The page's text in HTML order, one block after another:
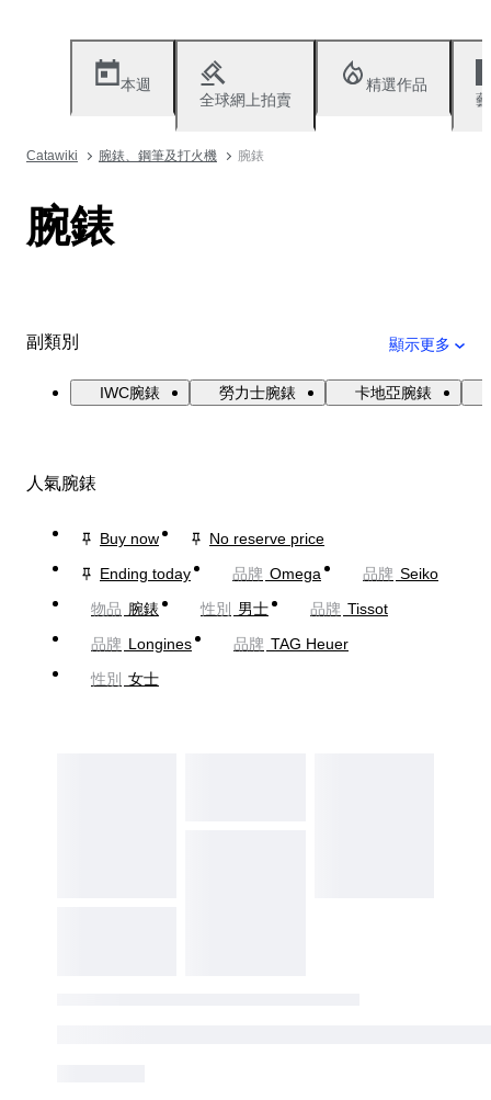
本週
全球網上拍賣
精選作品
Catawiki 腕錶、鋼筆及打火機 腕錶
腕錶
副類別 顯示更多
IWC腕錶 勞力士腕錶 卡地亞腕錶
人氣腕錶
Buy now
No reserve price
Ending today
品牌 Omega 品牌 Seiko
物品 腕錶 性別 男士 品牌 Tissot
品牌 Longines 品牌 TAG Heuer
性別 女士